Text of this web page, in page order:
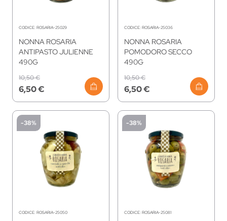
CODICE: ROSARIA-25029
NONNA ROSARIA
ANTIPASTO JULIENNE
490G
6,50 €
10,50 €
CODICE: ROSARIA-25036
NONNA ROSARIA
POMODORO SECCO
490G
6,50 €
10,50 €
-38%
CODICE: ROSARIA-25050
-38%
CODICE: ROSARIA-25081